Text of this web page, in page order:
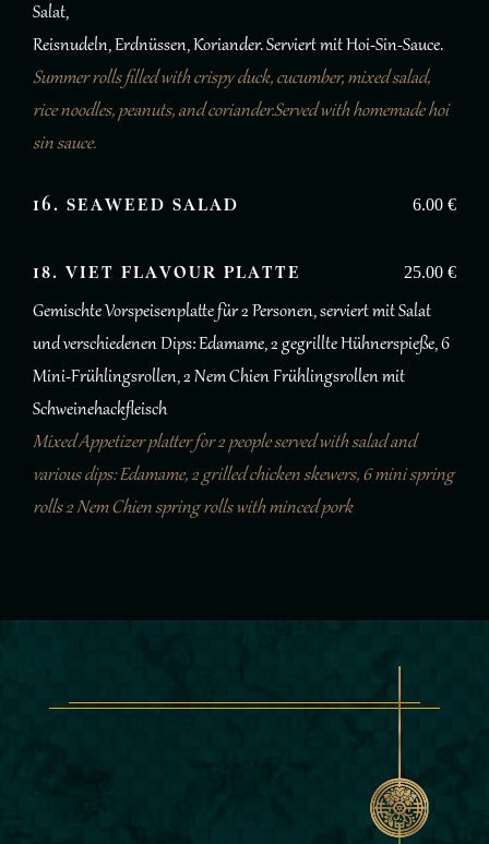
Salat,
Reisnudeln, Erdnüssen, Koriander. Serviert mit Hoi-Sin-Sauce.
Summer rolls filled with crispy duck, cucumber, mixed salad,
rice noodles, peanuts, and coriander.Served with homemade hoi
sin sauce.
16. SEAWEED SALAD 6.00 €
18. VIET FLAVOUR PLATTE 25.00 €
Gemischte Vorspeisenplatte für 2 Personen, serviert mit Salat
und verschiedenen Dips: Edamame, 2 gegrillte Hühnerspieße, 6
Mini-Frühlingsrollen, 2 Nem Chien Frühlingsrollen mit
Schweinehackfleisch
Mixed Appetizer platter for 2 people served with salad and
various dips:Edamame, 2 grilled chicken skewers, 6 mini spring
rolls 2 Nem Chien spring rolls with minced pork